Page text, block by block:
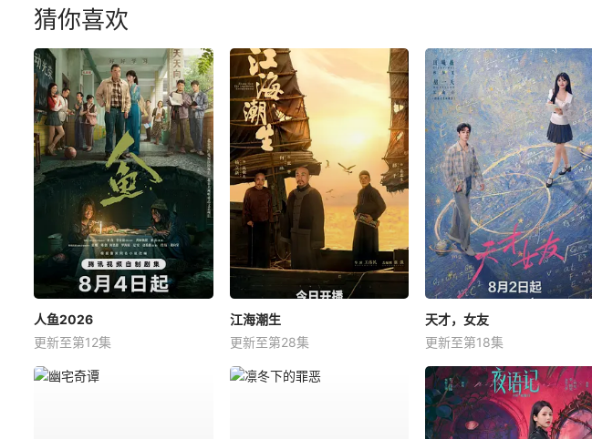
猜你喜欢
人鱼2026
更新至第12集
江海潮生
更新至第28集
天才，女友
更新至第18集